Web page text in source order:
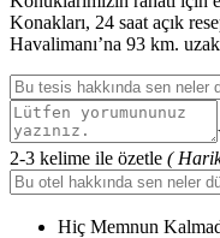
Konakları, 24 saat açık
Havalimanı’na 93 km.
2-3 kelime ile özetle (
Hiç Memnun